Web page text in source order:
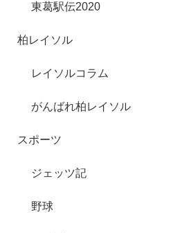
東葛駅伝2020
柏レイソル
レイソルコラム
がんばれ柏レイソル
スポーツ
ジェッツ記
野球